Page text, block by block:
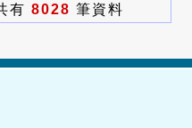
有 8028 筆資料